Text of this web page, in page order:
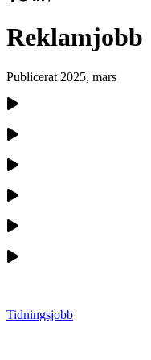
Reklamjobb
Publicerat 2025, mars
Tidningsjobb